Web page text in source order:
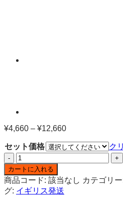
¥4,660 – ¥12,660価
帯:
¥12,660
セット価格
ク
V
BLOOD
ラ
ズ
ベ
カートに入れる
商品コード: 該当なし カテゴリ
グ: イギリス発送